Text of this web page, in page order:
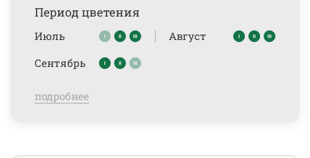
Период цветения
Июль
Август
Сентябрь
подробнее